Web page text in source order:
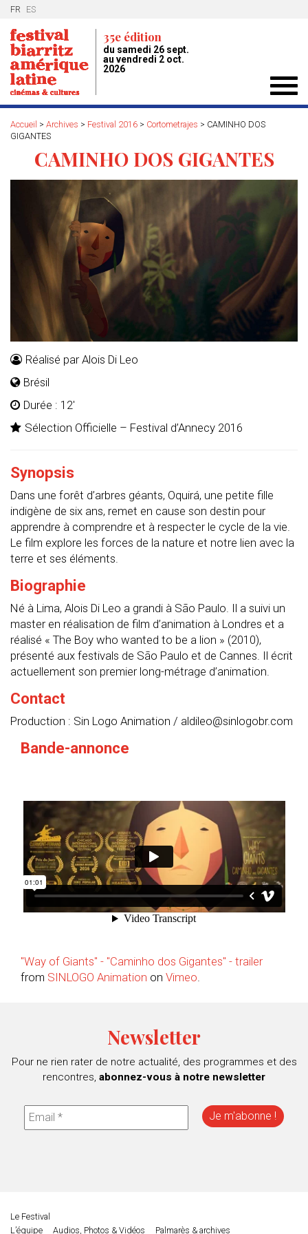
FR ES
35e édition
du samedi 26 sept.
au vendredi 2 oct.
2026
Accueil > Archives > Festival 2016 > Cortometrajes > CAMINHO DOS
GIGANTES
CAMINHO DOS GIGANTES
Réalisé par Alois Di Leo
Brésil
Durée : 12'
Sélection Officielle – Festival d’Annecy 2016
Synopsis
Dans une forêt d’arbres géants, Oquirá, une petite fille
indigène de six ans, remet en cause son destin pour
apprendre à comprendre et à respecter le cycle de la vie.
Le film explore les forces de la nature et notre lien avec la
terre et ses éléments.
Biographie
Né à Lima, Alois Di Leo a grandi à São Paulo. Il a suivi un
master en réalisation de film d’animation à Londres et a
réalisé « The Boy who wanted to be a lion » (2010),
présenté aux festivals de São Paulo et de Cannes. Il écrit
actuellement son premier long-métrage d’animation.
Contact
Production : Sin Logo Animation / aldileo@sinlogobr.com
Bande-annonce
"Way of Giants" - "Caminho dos Gigantes" - trailer
from SINLOGO Animation on Vimeo.
Newsletter
Pour ne rien rater de notre actualité, des programmes et des
rencontres, abonnez-vous à notre newsletter
Le Festival
L’équipe
Audios, Photos & Vidéos Palmarès & archives